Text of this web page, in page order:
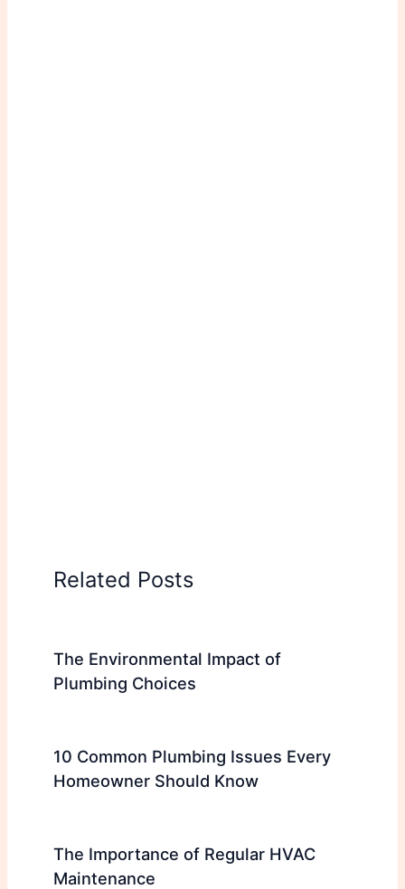
Related Posts
The Environmental Impact of
Plumbing Choices
10 Common Plumbing Issues Every
Homeowner Should Know
The Importance of Regular HVAC
Maintenance